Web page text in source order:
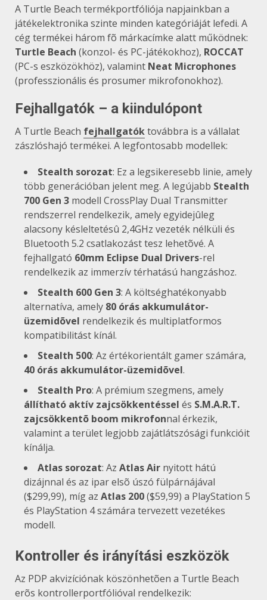
A Turtle Beach termékportfóliója napjainkban a
játékelektronika szinte minden kategóriáját lefedi. A
cég termékei három fõ márkacímke alatt működnek:
Turtle Beach (konzol- és PC-játékokhoz), ROCCAT
(PC-s eszközökhöz), valamint Neat Microphones
(professzionális és prosumer mikrofonokhoz).
Fejhallgatók – a kiindulópont
A Turtle Beach fejhallgatóktovábbra is a vállalat
zászlóshajó termékei. A legfontosabb modellek:
Stealth sorozat: Ez a legsikeresebb linie, amely
több generációban jelent meg. A legújabb Stealth
700 Gen 3 modell CrossPlay Dual Transmitter
rendszerrel rendelkezik, amely egyidejûleg
alacsony késleltetésû 2,4GHz vezeték nélküli és
Bluetooth 5.2 csatlakozást tesz lehetõvé. A
fejhallgató 60mm Eclipse Dual Drivers-rel
rendelkezik az immerzív térhatású hangzáshoz.
Stealth 600 Gen 3: A költséghatékonyabb
alternatíva, amely 80 órás akkumulátor-
üzemidõvel rendelkezik és multiplatformos
kompatibilitást kínál.
Stealth 500: Az értékorientált gamer számára,
40 órás akkumulátor-üzemidõvel.
Stealth Pro: A prémium szegmens, amely
állítható aktív zajcsökkentéssel és S.M.A.R.T.
zajcsökkentõ boom mikrofonnal érkezik,
valamint a terület legjobb zajátlátszósági funkcióit
kínálja.
Atlas sorozat: Az Atlas Air nyitott hátú
dizájnnal és az ipar elsõ úszó fülpárnájával
($299,99), míg az Atlas 200($59,99) a PlayStation 5
és PlayStation 4 számára tervezett vezetékes
modell.
Kontroller és irányítási eszközök
Az PDP akvizíciónak köszönhetõen a Turtle Beach
erõs kontrollerportfólióval rendelkezik: